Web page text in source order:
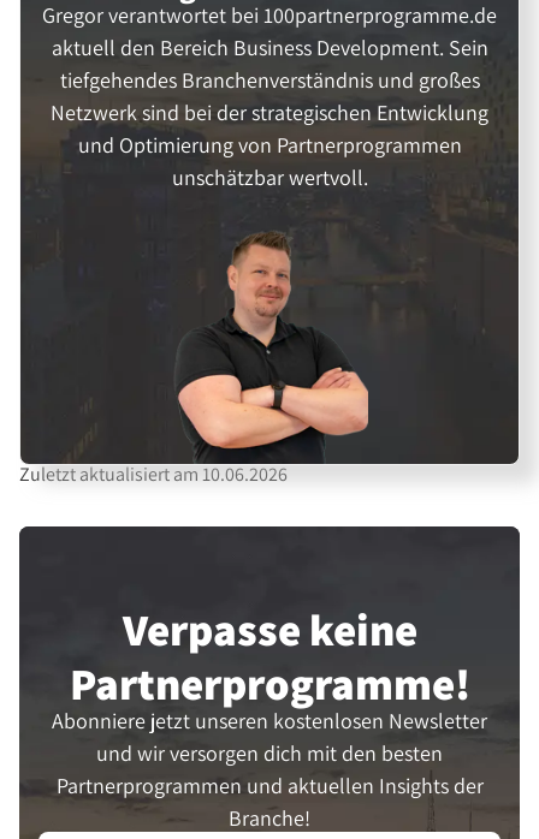
Gregor verantwortet bei 100partnerprogramme.de
aktuell den Bereich Business Development. Sein
tiefgehendes Branchenverständnis und großes
Netzwerk sind bei der strategischen Entwicklung
und Optimierung von Partnerprogrammen
unschätzbar wertvoll.
Zuletzt aktualisiert am 10.06.2026
Verpasse keine
Partner­programme!
Abonniere jetzt unseren kostenlosen Newsletter
und wir versorgen dich mit den besten
Partnerprogrammen und aktuellen Insights der
Branche!